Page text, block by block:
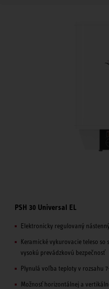
PSH 30 Universal EL
Elektronicky regulovaný
Keramické vykurovacie teleso
vysokú prevádzkovú bezpečnosť
Plynulá voľba teploty v rozsahu
Možnosť horizontálnej a